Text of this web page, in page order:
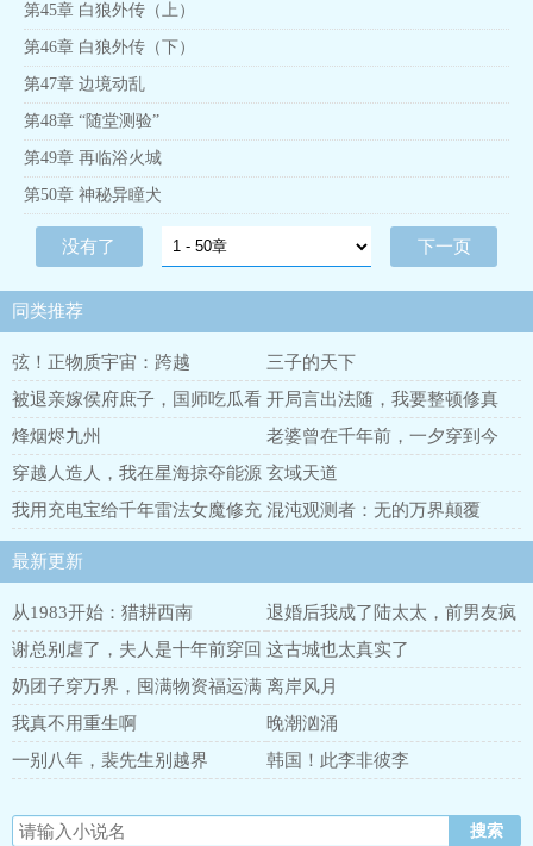
第45章 白狼外传（上）
第46章 白狼外传（下）
第47章 边境动乱
第48章 “随堂测验”
第49章 再临浴火城
第50章 神秘异瞳犬
没有了 下一页
同类推荐
弦！正物质宇宙：跨越
三子的天下
被退亲嫁侯府庶子，国师吃瓜看
戏
开局言出法随，我要整顿修真
界！
烽烟烬九州
老婆曾在千年前，一夕穿到今
天？
穿越人造人，我在星海掠夺能源 玄域天道
我用充电宝给千年雷法女魔修充
电
混沌观测者：无的万界颠覆
最新更新
从1983开始：猎耕西南
退婚后我成了陆太太，前男友疯
了
谢总别虐了，夫人是十年前穿回
来的
这古城也太真实了
奶团子穿万界，囤满物资福运满
满
离岸风月
我真不用重生啊
晚潮汹涌
一别八年，裴先生别越界
韩国！此李非彼李